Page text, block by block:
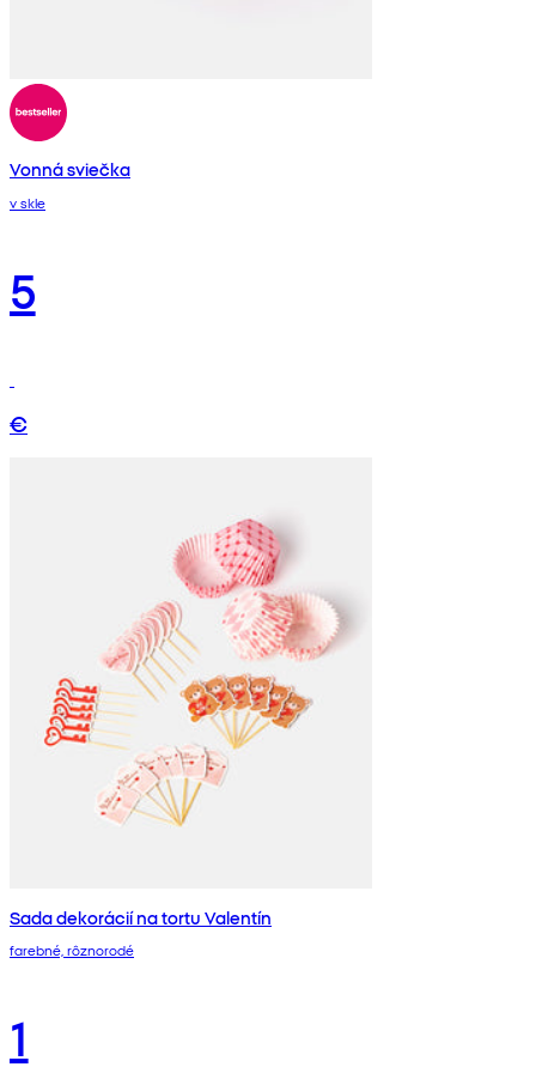
Vonná sviečka
v skle
5
€
Sada dekorácií na tortu Valentín
farebné, rôznorodé
1